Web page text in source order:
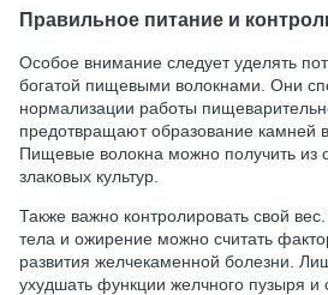
Правильное питание и
Особое внимание следует уделять
богатой пищевыми волокнами. Они
нормализации работы
предотвращают образование камней
Пищевые волокна можно получить из
злаковых культур.
Также важно контролировать свой
тела и ожирение можно считать
развития желчекаменной болезни.
ухудшать функции желчного пузыря и